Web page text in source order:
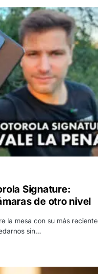
Signature:
de otro nivel
la mesa con su más reciente
sin…